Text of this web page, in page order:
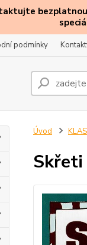
podmínky
Úvod
Skřeti